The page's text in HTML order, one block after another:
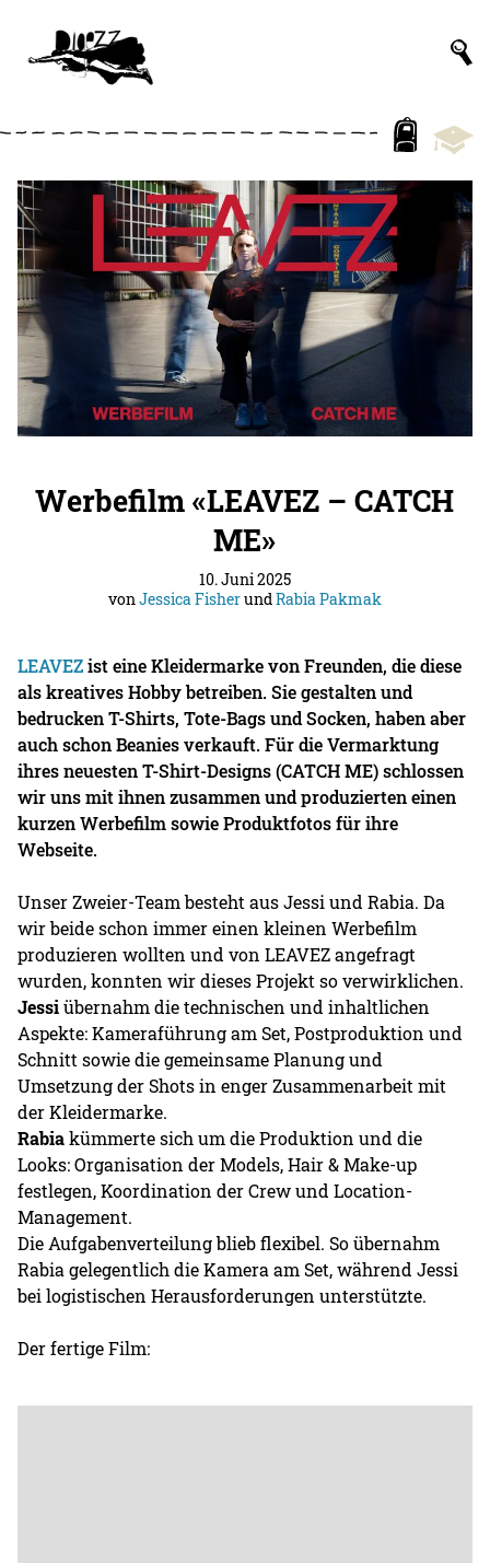
Werbefilm «LEAVEZ – CATCH
ME»
10. Juni 2025
vonJessica FisherundRabia Pakmak
LEAVEZist eine Kleidermarke von Freunden, die diese
als kreatives Hobby betreiben. Sie gestalten und
bedrucken T-Shirts, Tote-Bags und Socken, haben aber
auch schon Beanies verkauft. Für die Vermarktung
ihres neuesten T-Shirt-Designs (CATCH ME) schlossen
wir uns mit ihnen zusammen und produzierten einen
kurzen Werbefilm sowie Produktfotos für ihre
Webseite.
Unser Zweier-Team besteht aus Jessi und Rabia. Da
wir beide schon immer einen kleinen Werbefilm
produzieren wollten und von LEAVEZ angefragt
wurden, konnten wir dieses Projekt so verwirklichen.
Jessiübernahm die technischen und inhaltlichen
Aspekte: Kameraführung am Set, Postproduktion und
Schnitt sowie die gemeinsame Planung und
Umsetzung der Shots in enger Zusammenarbeit mit
der Kleidermarke.
Rabiakümmerte sich um die Produktion und die
Looks: Organisation der Models, Hair & Make-up
festlegen, Koordination der Crew und Location-
Management.
Die Aufgabenverteilung blieb flexibel. So übernahm
Rabia gelegentlich die Kamera am Set, während Jessi
bei logistischen Herausforderungen unterstützte.
Der fertige Film: